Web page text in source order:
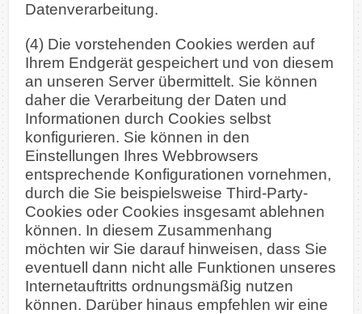
Datenverarbeitung.
(4) Die vorstehenden Cookies werden auf
Ihrem Endgerät gespeichert und von diesem
an unseren Server übermittelt. Sie können
daher die Verarbeitung der Daten und
Informationen durch Cookies selbst
konfigurieren. Sie können in den
Einstellungen Ihres Webbrowsers
entsprechende Konfigurationen vornehmen,
durch die Sie beispielsweise Third-Party-
Cookies oder Cookies insgesamt ablehnen
können. In diesem Zusammenhang
möchten wir Sie darauf hinweisen, dass Sie
eventuell dann nicht alle Funktionen unseres
Internetauftritts ordnungsmäßig nutzen
können. Darüber hinaus empfehlen wir eine